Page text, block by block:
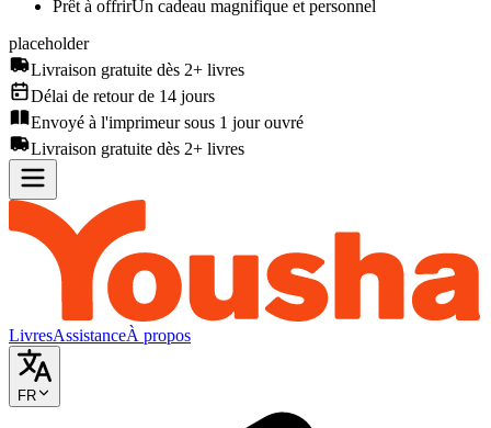
Prêt à offrirUn cadeau magnifique et personnel
placeholder
Livraison gratuite dès 2+ livres
Délai de retour de 14 jours
Envoyé à l'imprimeur sous 1 jour ouvré
Livraison gratuite dès 2+ livres
LivresAssistanceÀ propos
FR